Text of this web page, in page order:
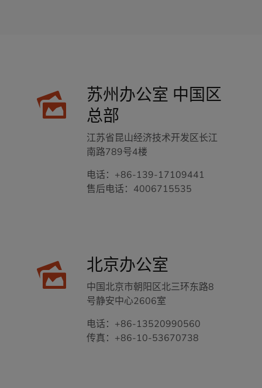
苏州办公室 中国区
总部
江苏省昆山经济技术开发区长江
南路789号4楼
电话： +86-139-17109441
售后电话：4006715535
北京办公室
中国北京市朝阳区北三环东路8
号静安中心2606室
电话： +86-13520990560
传真： +86-10-53670738